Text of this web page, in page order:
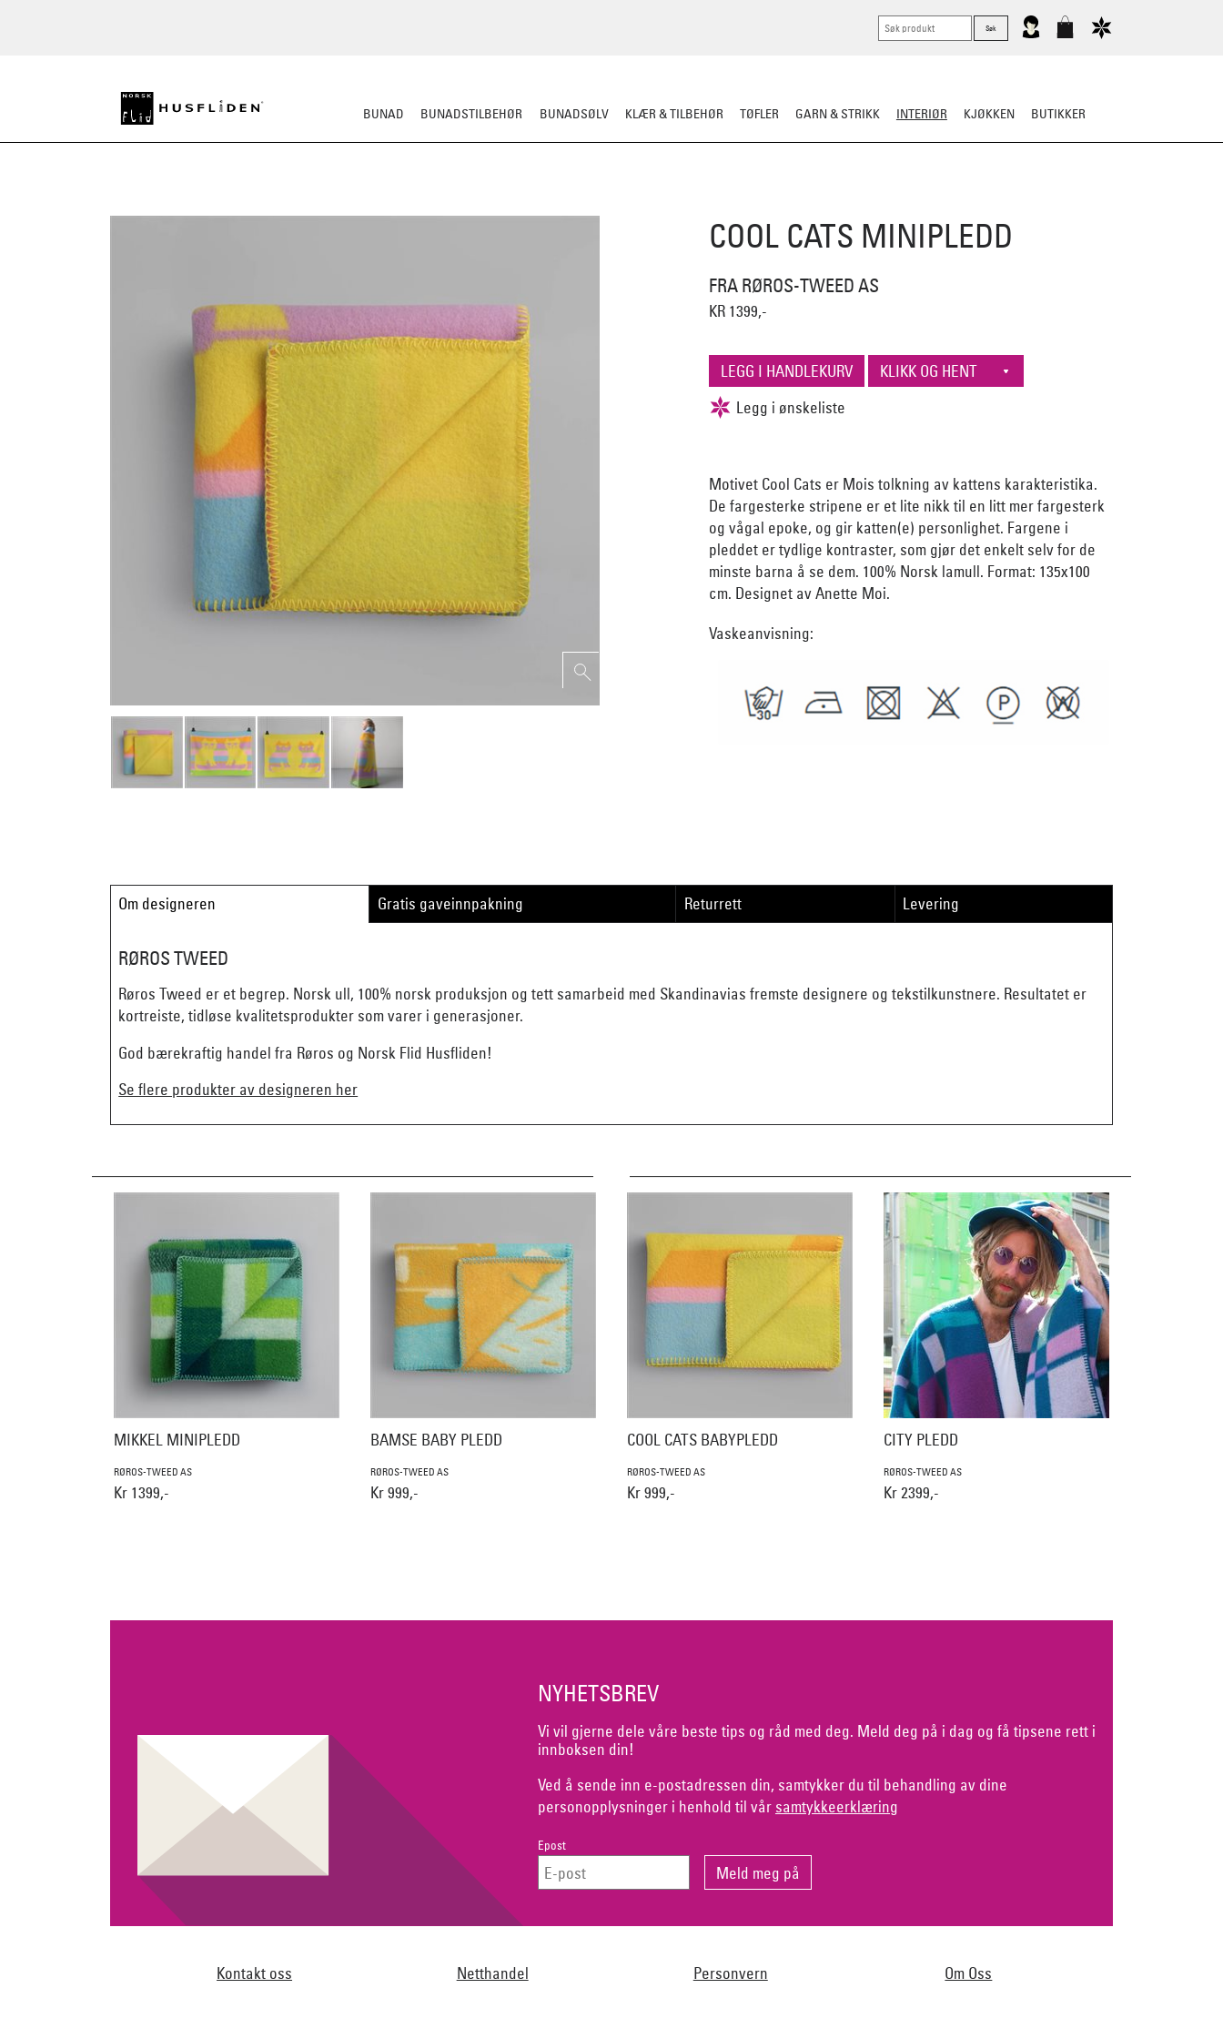
BUNAD BUNADSTILBEHØR BUNADSØLV KLÆR & TILBEHØR TØFLER GARN & STRIKK INTERIØR KJØKKEN BUTIKKER
COOL CATS MINIPLEDD
FRA RØROS-TWEED AS
KR 1399,-
Motivet Cool Cats er Mois tolkning av kattens karakteristika.
De fargesterke stripene er et lite nikk til en litt mer fargesterk
og vågal epoke, og gir katten(e) personlighet. Fargene i
pleddet er tydlige kontraster, som gjør det enkelt selv for de
minste barna å se dem. 100% Norsk lamull. Format: 135x100
cm. Designet av Anette Moi.
Vaskeanvisning:
Om designeren Gratis gaveinnpakning Returrett Levering
RØROS TWEED
Røros Tweed er et begrep. Norsk ull, 100% norsk produksjon og tett samarbeid med Skandinavias fremste designere og tekstilkunstnere. Resultatet er
kortreiste, tidløse kvalitetsprodukter som varer i generasjoner.
God bærekraftig handel fra Røros og Norsk Flid Husfliden!
Se flere produkter av designeren her
MIKKEL MINIPLEDD
RØROS-TWEED AS
Kr 1399,-
BAMSE BABY PLEDD
RØROS-TWEED AS
Kr 999,-
COOL CATS BABYPLEDD
RØROS-TWEED AS
Kr 999,-
CITY PLEDD
RØROS-TWEED AS
Kr 2399,-
NYHETSBREV
Vi vil gjerne dele våre beste tips og råd med deg. Meld deg på i dag og få tipsene rett i
innboksen din!
Ved å sende inn e-postadressen din, samtykker du til behandling av dine
personopplysninger i henhold til vår samtykkeerklæring
Epost
Kontakt oss Netthandel Personvern Om Oss